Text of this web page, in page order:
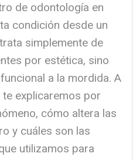
de odontología en
condición desde un
simplemente de
por estética, sino
a la mordida. A
explicaremos por
cómo altera las
y cuáles son las
utilizamos para